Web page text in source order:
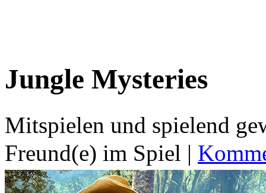
Jungle Mysteries
Mitspielen und spielend
Freund(e) im Spiel |